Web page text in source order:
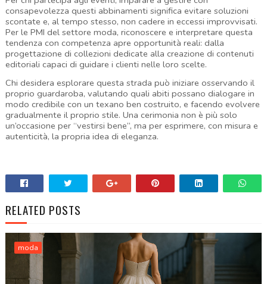
consapevolezza questi abbinamenti significa evitare soluzioni
scontate e, al tempo stesso, non cadere in eccessi improvvisati.
Per le PMI del settore moda, riconoscere e interpretare questa
tendenza con competenza apre opportunità reali: dalla
progettazione di collezioni dedicate alla creazione di contenuti
editoriali capaci di guidare i clienti nelle loro scelte.
Chi desidera esplorare questa strada può iniziare osservando il
proprio guardaroba, valutando quali abiti possano dialogare in
modo credibile con un texano ben costruito, e facendo evolvere
gradualmente il proprio stile. Una cerimonia non è più solo
un’occasione per “vestirsi bene”, ma per esprimere, con misura e
autenticità, la propria idea di eleganza.
RELATED POSTS
moda